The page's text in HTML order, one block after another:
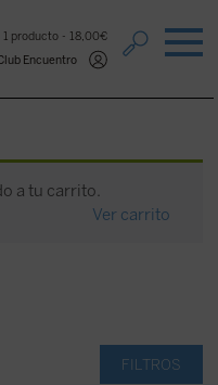
1 producto
18,00€
Encuentro
a tu carrito.
Ver carrito
FILTROS